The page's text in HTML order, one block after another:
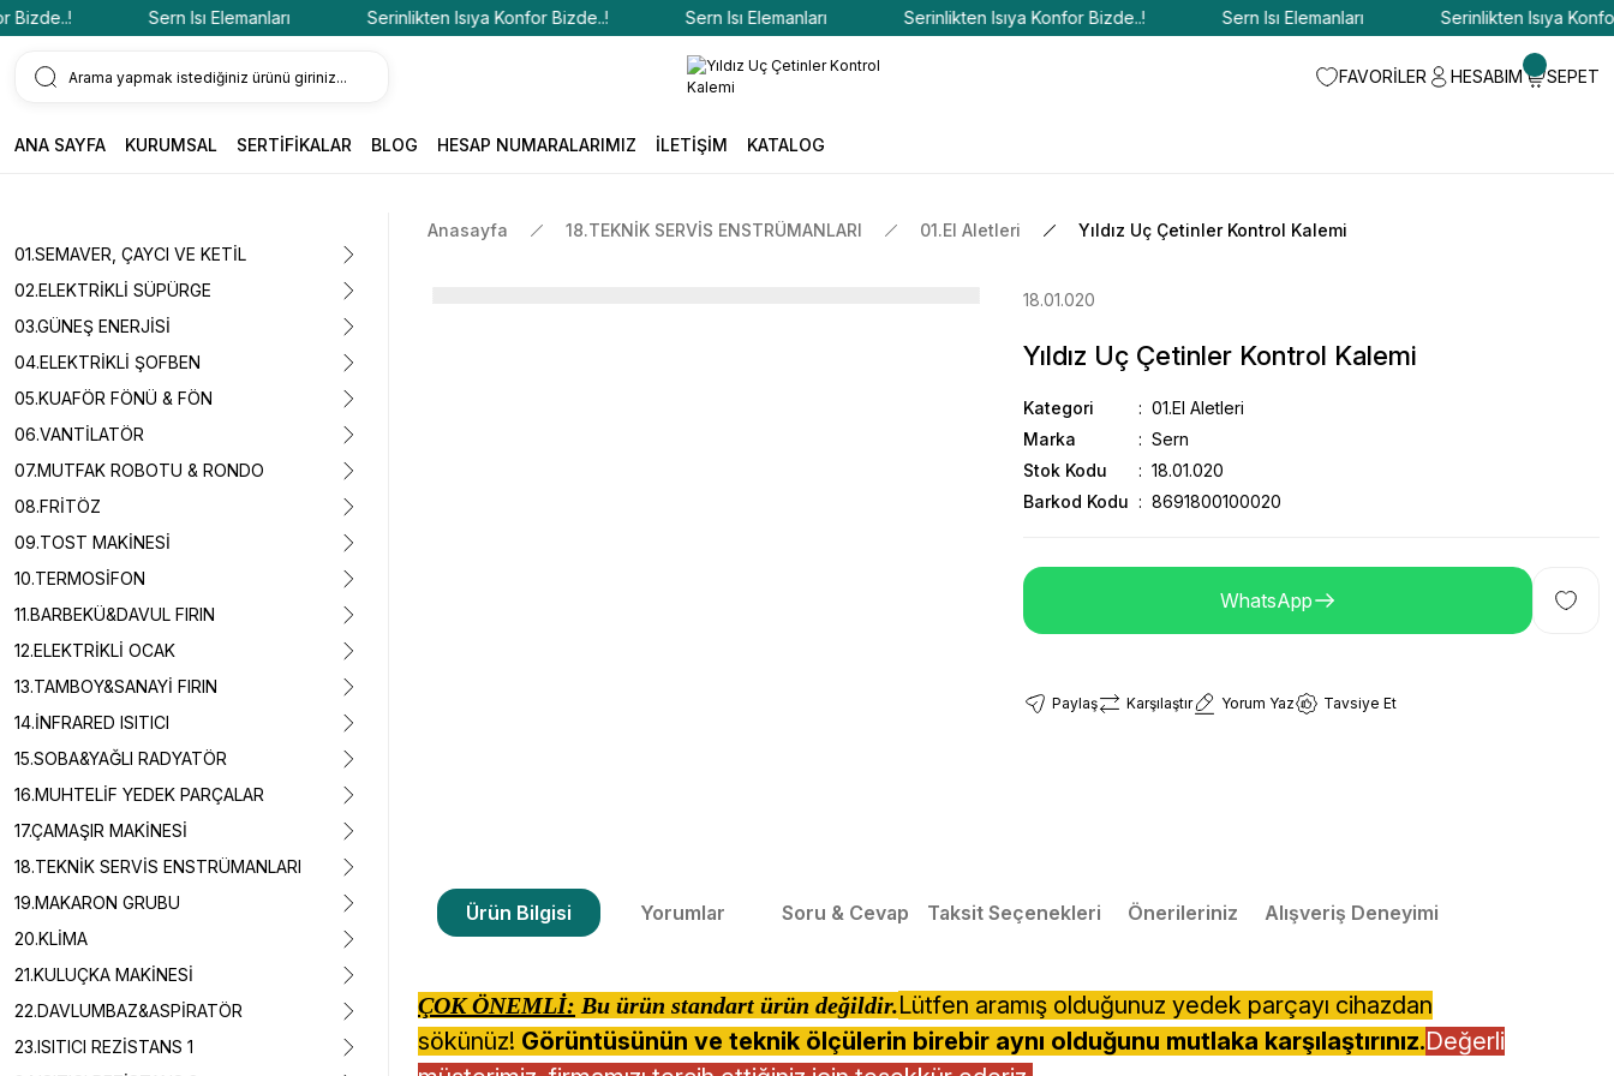
Sern Isı Elemanları Serinlikten Isıya Konfor Bizde..! Sern Isı Elemanları Serinlikten Isıya Konfor Bizde..! Sern Isı Elemanları Serinlikten Isıya Konfor
FAVORİLER HESABIM SEPET
ANA SAYFA KURUMSAL SERTİFİKALAR BLOG HESAP NUMARALARIMIZ İLETİŞİM KATALOG
01.SEMAVER, ÇAYCI VE KETİL
02.ELEKTRİKLİ SÜPÜRGE
03.GÜNEŞ ENERJİSİ
04.ELEKTRİKLİ ŞOFBEN
05.KUAFÖR FÖNÜ & FÖN
06.VANTİLATÖR
07.MUTFAK ROBOTU & RONDO
08.FRİTÖZ
09.TOST MAKİNESİ
10.TERMOSİFON
11.BARBEKÜ&DAVUL FIRIN
12.ELEKTRİKLİ OCAK
13.TAMBOY&SANAYİ FIRIN
14.İNFRARED ISITICI
15.SOBA&YAĞLI RADYATÖR
16.MUHTELİF YEDEK PARÇALAR
17.ÇAMAŞIR MAKİNESİ
18.TEKNİK SERVİS ENSTRÜMANLARI
19.MAKARON GRUBU
20.KLİMA
21.KULUÇKA MAKİNESİ
22.DAVLUMBAZ&ASPİRATÖR
23.ISITICI REZİSTANS 1
Anasayfa 18.TEKNİK SERVİS ENSTRÜMANLARI 01.El Aletleri Yıldız Uç Çetinler Kontrol Kalemi
18.01.020
Yıldız Uç Çetinler Kontrol Kalemi
Kategori
01.El Aletleri
Marka
Sern
Stok Kodu
18.01.020
Barkod Kodu
8691800100020
WhatsApp
Paylaş Karşılaştır Yorum Yaz Tavsiye Et
Ürün Bilgisi Yorumlar Soru & Cevap Taksit Seçenekleri Önerileriniz Alışveriş Deneyimi
ÇOK ÖNEMLİ: Bu ürün standart ürün değildir.Lütfen aramış olduğunuz yedek parçayı cihazdan
sökünüz! Görüntüsünün ve teknik ölçülerin birebir aynı olduğunu mutlaka karşılaştırınız.Değerli